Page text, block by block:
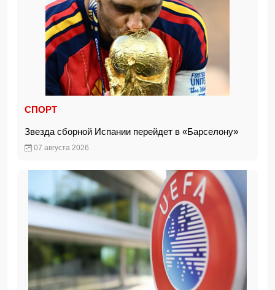
СПОРТ
Звезда сборной Испании перейдет в «Барселону»
07 августа 2026